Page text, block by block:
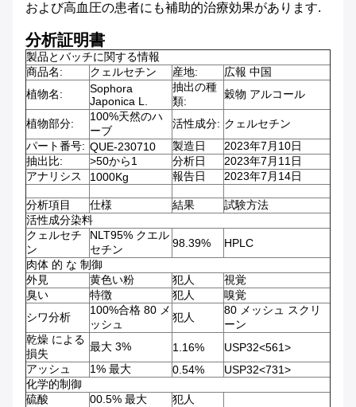
および高血圧の患者にも補助的治療効果があります.
分析証明書
製品とバッチに関する情報
商品名:
クェルセチン 産地:
広報 中国
植物名:
Sophora
Japonica L.
抽出の種
類:
穀物 アルコール
植物部分:
100%天然のハ
ーブ
活性成分: クェルセチン
パート番号: QUE-230710 製造日
2023年7月10日
抽出比:
>50から1 分析日
2023年7月11日
アナリシス
1000Kg 報告日 2023年7月14日
分析項目 仕様 結果
試験方法
活性成分染料
クェルセチ
ン
NLT95% クエル
セチン
98.39%
HPLC
肉体 的 な 制御
外見
黄色い粉 犯人
視覚
臭い
特徴 犯人
嗅覚
シワ分析
100%合格 80 メ
ッシュ
犯人
80 メッシュ スクリ
ーン
乾燥 による
損失
最大 3% 1.16%
USP32<561>
アッシュ
1% 最大 0.54%
USP32<731>
化学的制御
硫酸
00.5% 最大 犯人